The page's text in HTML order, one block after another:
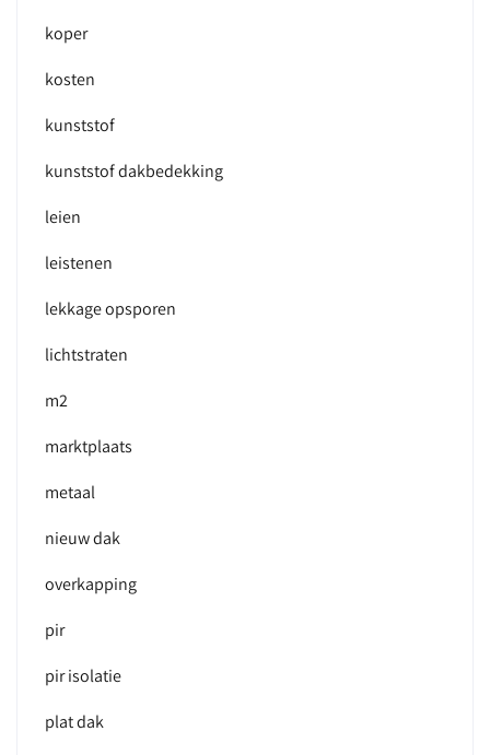
koper
kosten
kunststof
kunststof dakbedekking
leien
leistenen
lekkage opsporen
lichtstraten
m2
marktplaats
metaal
nieuw dak
overkapping
pir
pir isolatie
plat dak